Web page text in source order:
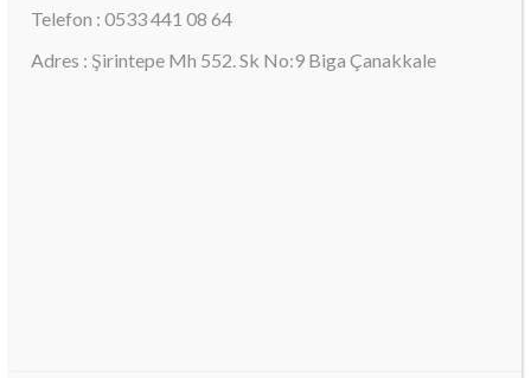
Telefon : 0533 441 08 64
Adres : Şirintepe Mh 552. Sk No:9 Biga Çanakkale